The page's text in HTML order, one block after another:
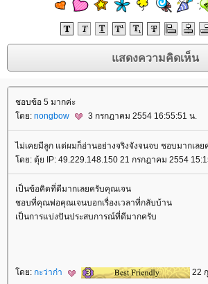
ชอบข้อ 5 มากค่ะ
ดย: nongbow 3 กรกฎาคม 2554 16:55:51 น.
ไม่เคยมีลูก แต่ผมก็อ่านอย่างจริงจังจนจบ ชอบมากเลย
ดย: ตุ้ย IP: 49.229.148.150 21 กรกฎาคม 2554
เป็นข้อคิดที่ดีมากเลยครับคุณเจน
ชอบที่คุณพ่อคุณเจนบอกเรื่องเวลาที่กลับบ้าน
เป็นการแบ่งปันประสบการณ์ที่ดีมากครับ
ดย: กะว่าก๋า
22